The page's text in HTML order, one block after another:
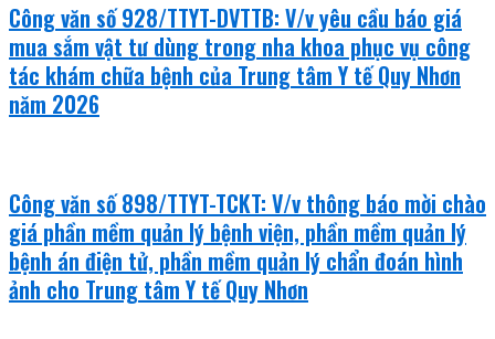
Công văn số 928/TTYT-DVTTB: V/v yêu cầu báo giá
mua sắm vật tư dùng trong nha khoa phục vụ công
tác khám chữa bệnh của Trung tâm Y tế Quy Nhơn
năm 2026
Công văn số 898/TTYT-TCKT: V/v thông báo mời chào
giá phần mềm quản lý bệnh viện, phần mềm quản lý
bệnh án điện tử, phần mềm quản lý chẩn đoán hình
ảnh cho Trung tâm Y tế Quy Nhơn